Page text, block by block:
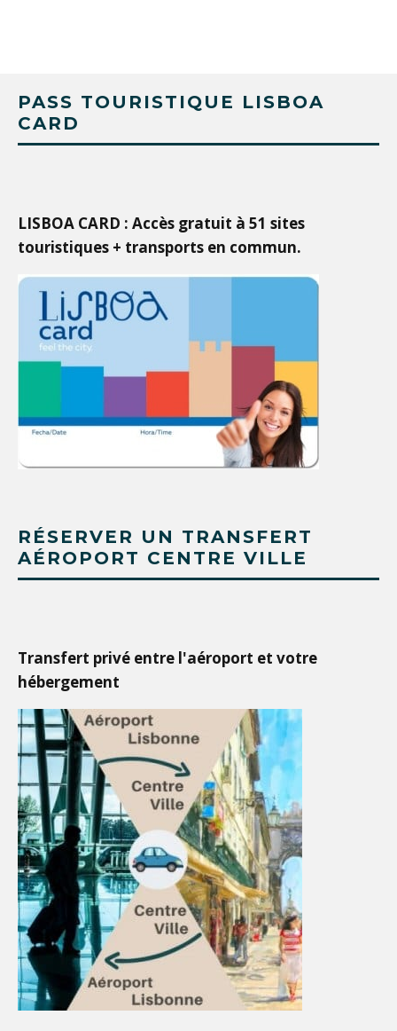
PASS TOURISTIQUE LISBOA
CARD
LISBOA CARD : Accès gratuit à 51 sites
touristiques + transports en commun.
RÉSERVER UN TRANSFERT
AÉROPORT CENTRE VILLE
Transfert privé entre l'aéroport et votre
hébergement